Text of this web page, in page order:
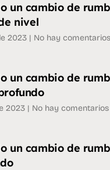
un cambio de
nivel
2023 No hay comentarios
un cambio de
2023 No hay comentarios
un cambio de